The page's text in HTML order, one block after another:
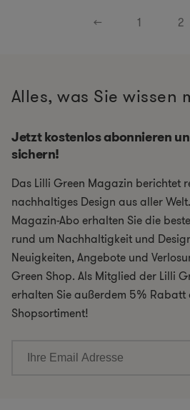
← 1 2
Alles, was Sie wissen
Jetzt kostenlos abonnieren
sichern!
Das Lilli Green Magazin berichtet
nachhaltiges Design aus aller
Magazin-Abo erhalten Sie die
rund um Nachhaltigkeit und
Neuigkeiten, Angebote und
Green Shop. Als Mitglied der Lilli
erhalten Sie außerdem 5%
Shopsortiment!